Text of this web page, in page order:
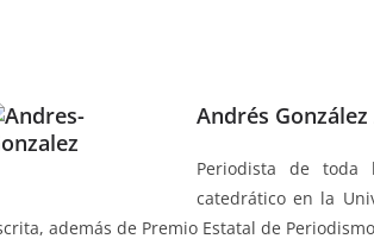
Andrés
Periodista de toda
catedrático en la
además de Premio Estatal de